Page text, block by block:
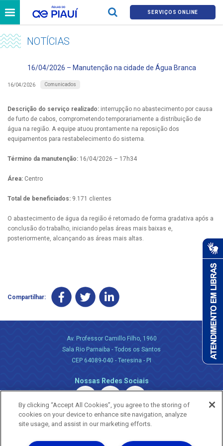
SERVIÇOS ONLINE
NOTÍCIAS
16/04/2026 – Manutenção na cidade de Água Branca
16/04/2026 Comunicados
Descrição do serviço realizado: interrupção no abastecimento por causa
de furto de cabos, comprometendo temporariamente a distribuição de
água na região. A equipe atuou prontamente na reposição dos
equipamentos para restabelecimento do sistema.
Término da manutenção: 16/04/2026 – 17h34
Área: Centro
Total de beneficiados: 9.171 clientes
O abastecimento de água da região é retomado de forma gradativa após a
conclusão do trabalho, iniciando pelas áreas mais baixas e,
posteriormente, alcançando as áreas mais altas.
Compartilhar:
Av. Professor Camillo Filho, 1960
Sala Rio Parnaiba - Todos os Santos
CEP 64089-040 - Teresina - PI
Nossas Redes Sociais
By clicking “Accept All Cookies”, you agree to the storing of
cookies on your device to enhance site navigation, analyze
site usage, and assist in our marketing efforts.